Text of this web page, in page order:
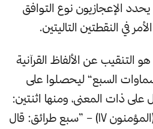
الإعجازيون نوع التوافق
في النقطتين التاليتين.
التنقيب عن الألفاظ القرآنية
السبع“ ليحصلوا على
على ذات المعنى، ومنها اثنتين:
”وَلَقَدْ خَلَقْنَا فَوْقَكُمْ سَبْعَ طَرَائِقَ وَمَا كُنَّا عَنِ الْخَلْقِ غَافِلِينَ“ (المؤمنون ١٧) – ”سبع طرائق: قال